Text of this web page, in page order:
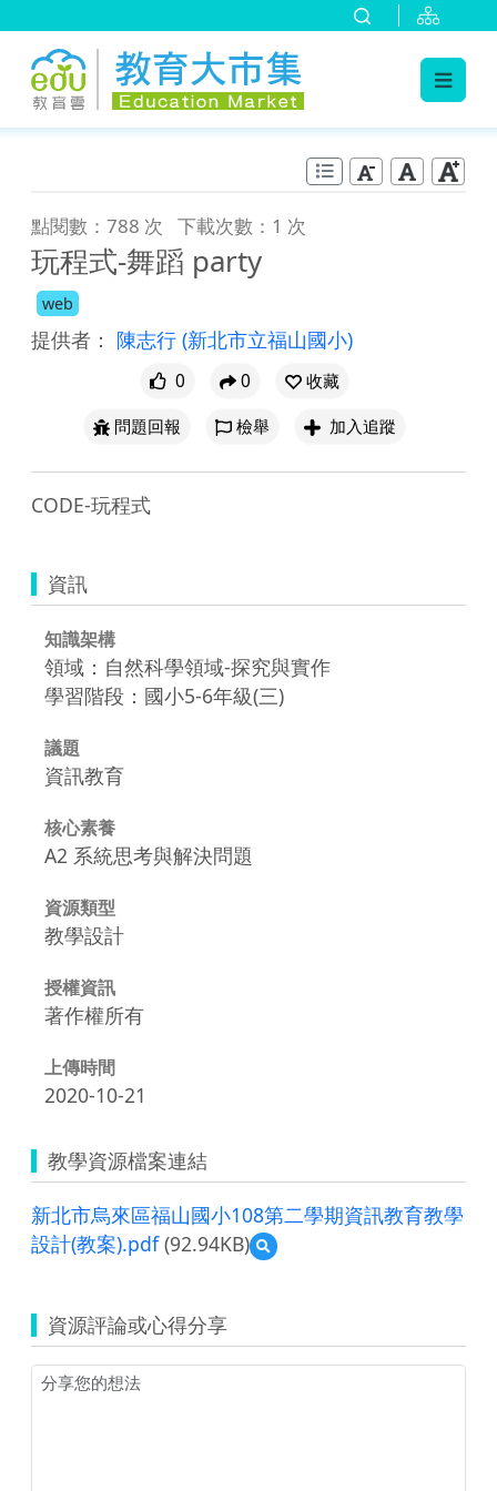
點閱數：788 次 下載次數：1 次
玩程式-舞蹈 party
web
提供者： 陳志行 (新北市立福山國小)
0 0
收藏
問題回報
檢舉 加入追蹤
CODE-玩程式
資訊
知識架構
領域：自然科學領域-探究與實作
學習階段：國小5-6年級(三)
議題
資訊教育
核心素養
A2 系統思考與解決問題
資源類型
教學設計
授權資訊
著作權所有
上傳時間
2020-10-21
教學資源檔案連結
新北市烏來區福山國小108第二學期資訊教育教學
設計(教案).pdf(92.94KB)
預
覽
烏
來
資源評論或心得分享